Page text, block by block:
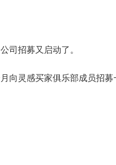
司招募又启动了。
向灵感买家俱乐部成员招募